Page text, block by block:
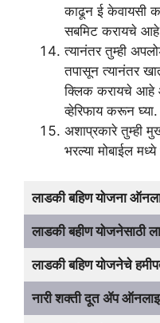
काढून ई केवायसी
सबमिट करायचे
त्यानंतर तुम्ही
तपासून त्यानंतर
क्लिक करायचे आहे
व्हेरिफाय करून घ्या.
अशाप्रकारे तुम्ही
भरल्या मोबाईल
लाडकी बहिण योजना
लाडकी बहीण योजनेसाठी
लाडकी बहिण योजनेचे
नारी शक्ती दूत ॲप